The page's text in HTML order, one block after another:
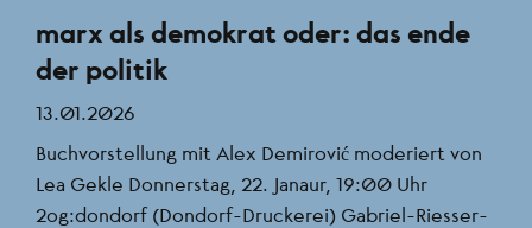
marx als demokrat oder: das ende
der politik
13.01.2026
Buchvorstellung mit Alex Demirović moderiert von
Lea Gekle Donnerstag, 22. Janaur, 19:00 Uhr
2og:dondorf (Dondorf-Druckerei) Gabriel-Riesser-